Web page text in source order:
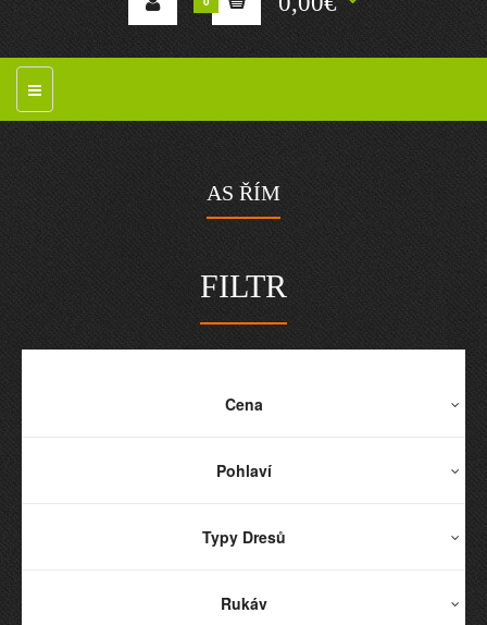
AS ŘÍM
FILTR
Cena
Pohlaví
Typy Dresů
Rukáv